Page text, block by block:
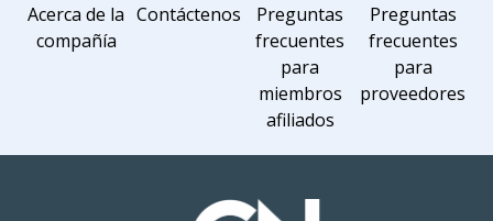
Acerca de la
compañía
Contáctenos
Preguntas
frecuentes
para
miembros
afiliados
Preguntas
frecuentes
para
proveedores